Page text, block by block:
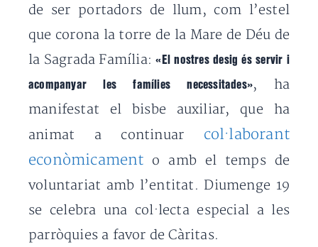
de ser portadors de llum, com l’estel
que corona la torre de la Mare de Déu de
la Sagrada Família:«El nostres desig és servir i
acompanyar les famílies necessitades», ha
manifestat el bisbe auxiliar, que ha
animat a continuar col·laborant
econòmicament o amb el temps de
voluntariat amb l’entitat. Diumenge 19
se celebra una col·lecta especial a les
parròquies a favor de Càritas.